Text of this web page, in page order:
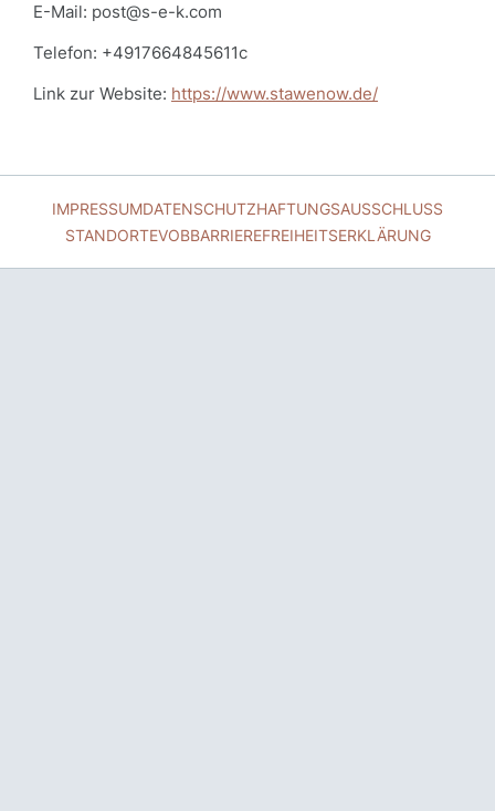
E-Mail: post@s-e-k.com
Telefon: +4917664845611c
Link zur Website: https://www.stawenow.de/
IMPRESSUMDATENSCHUTZHAFTUNGSAUSSCHLUSS
STANDORTEVOBBARRIEREFREIHEITSERKLÄRUNG